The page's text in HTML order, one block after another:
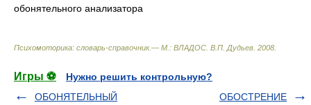
обонятельного анализатора
Психомоторика: cловарь-справочник.— М.: ВЛАДОС В.П. Дудьев 2008
Игры ⚽
Нужно решить контрольную?
ОБОНЯТЕЛЬНЫЙ
ОБОСТРЕНИЕ